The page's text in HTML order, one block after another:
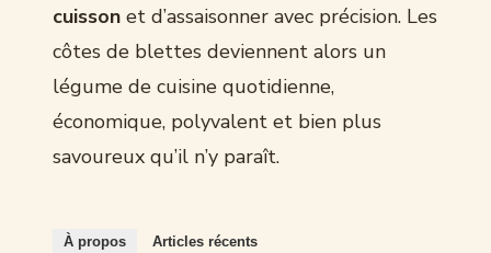
cuisson et d’assaisonner avec précision. Les
côtes de blettes deviennent alors un
légume de cuisine quotidienne,
économique, polyvalent et bien plus
savoureux qu’il n’y paraît.
À propos Articles récents